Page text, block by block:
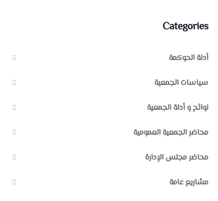
Categories
أدلة الحوكمة
سياسات الجمعية
لوائح و أدلة الجمعية
محاضر الجمعية العمومية
محاضر مجلس الإدارة
مشاريع عامة